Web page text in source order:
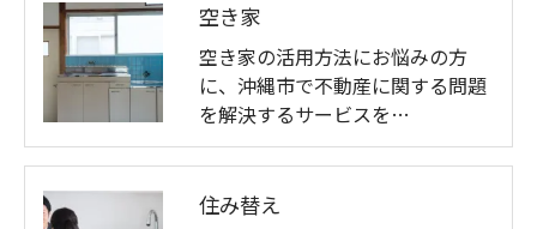
空き家
空き家の活用方法にお悩みの方
に、沖縄市で不動産に関する問題
を解決するサービスを…
住み替え